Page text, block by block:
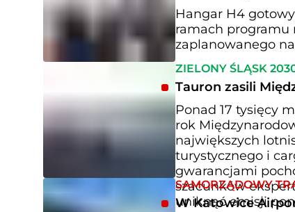
Hangar H4
ramach programu
zaplanowanego
ZIELONY ŚLĄSK
Tauron zasili
Ponad 17 tysięcy
rok
największych
turystycznego i
gwarancjami
szacunków
uniknąć emisji
SAMORZĄDOWY
W Katowice